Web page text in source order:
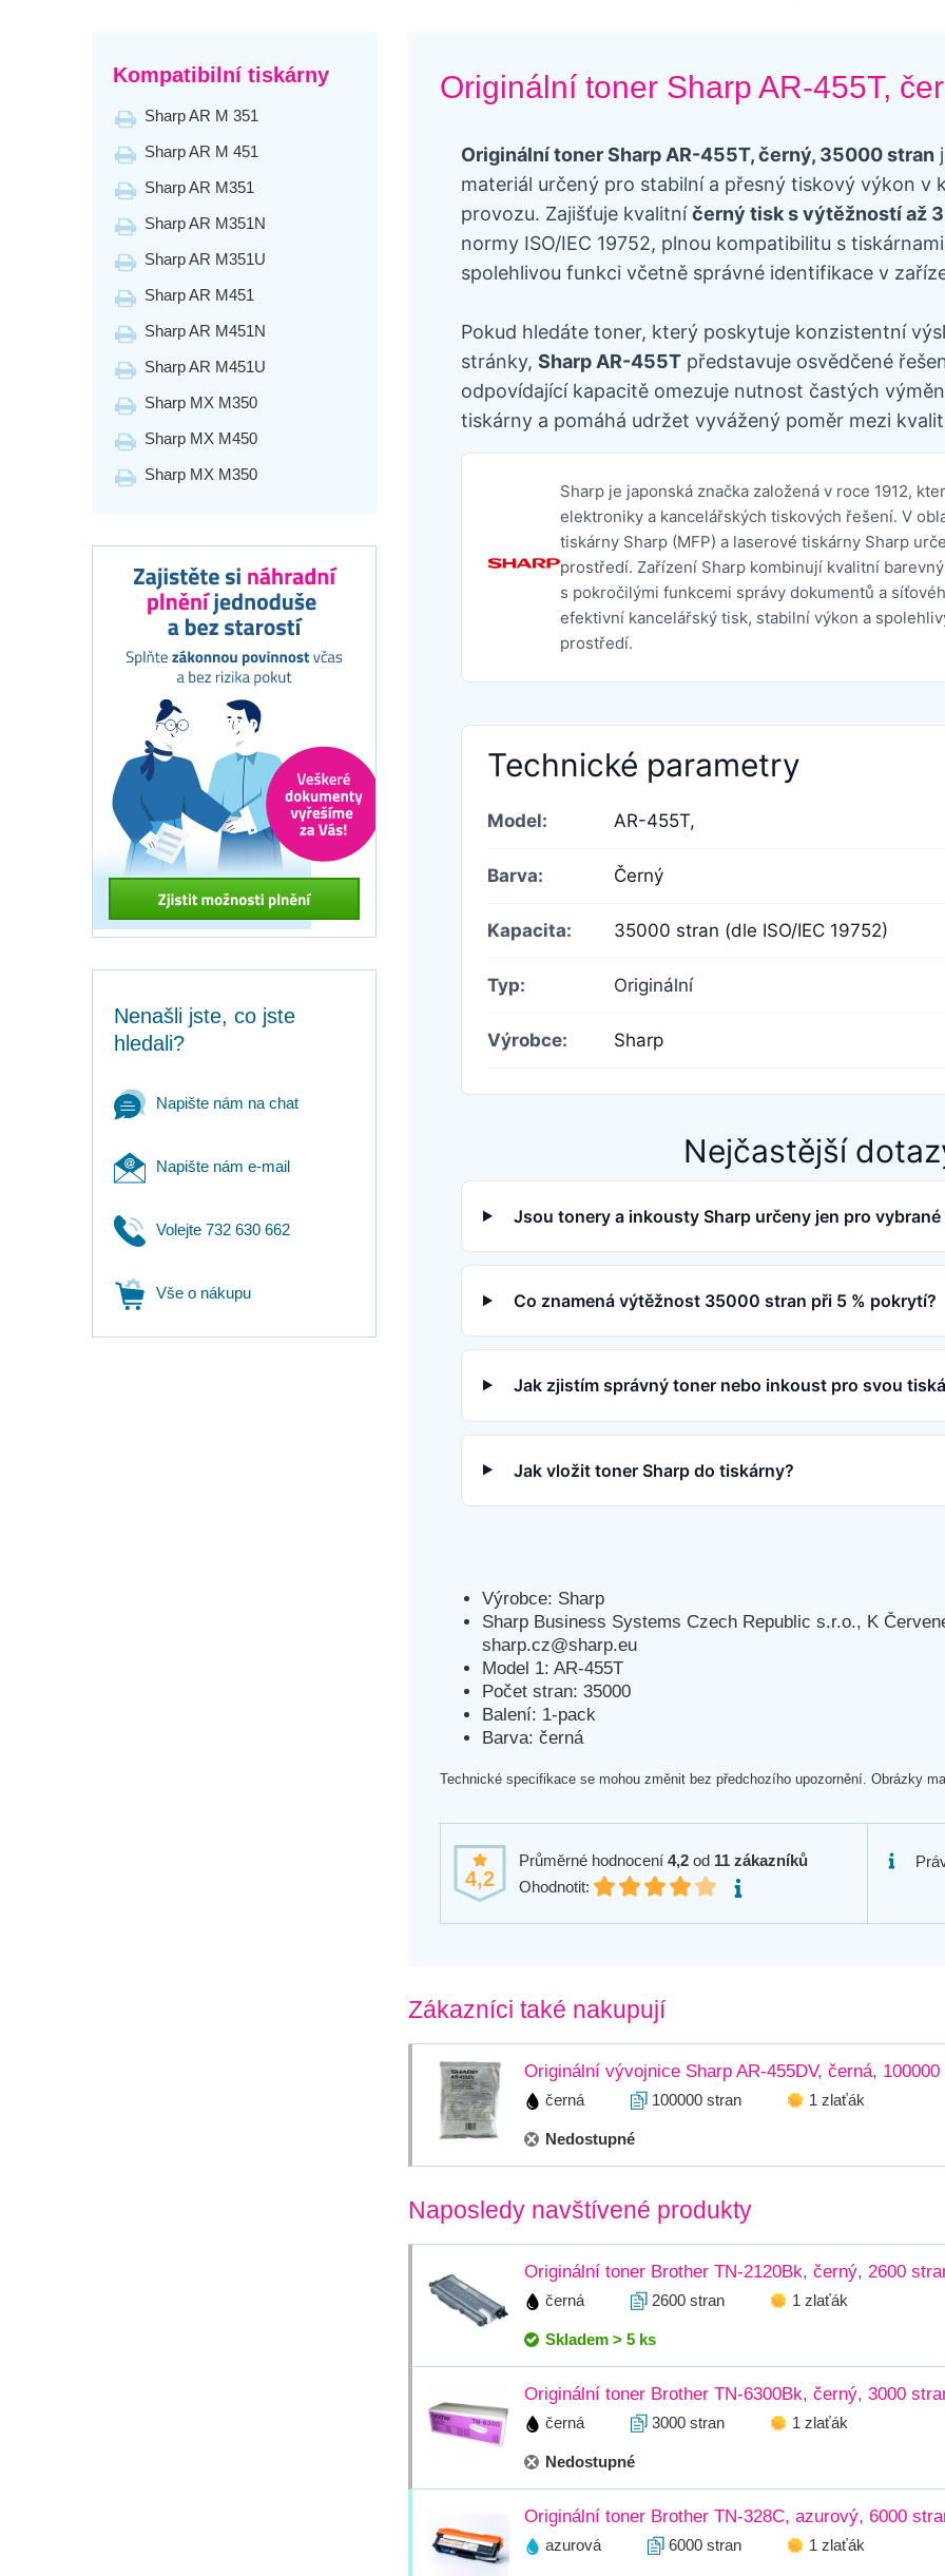
Kompatibilní tiskárny
Sharp AR M 351
Sharp AR M 451
Sharp AR M351
Sharp AR M351N
Sharp AR M351U
Sharp AR M451
Sharp AR M451N
Sharp AR M451U
Sharp MX M350
Sharp MX M450
Sharp MX M350
Nenašli jste, co jste
hledali?
Napište nám na chat
Napište nám e-mail
Volejte 732 630 662
Vše o nákupu
Originální toner Sharp AR-455T,
Originální toner Sharp AR-455T, černý, 35000 stran
materiál určený pro stabilní a přesný tiskový výkon v
provozu. Zajišťuje kvalitníčerný tisk s výtěžností až
normy ISO/IEC 19752, plnou kompatibilitu s
spolehlivou funkci včetně správné identifikace v
Pokud hledáte toner, který poskytuje konzistentní
stránky, Sharp AR-455T představuje osvědčené
odpovídající kapacitě omezuje nutnost častých
tiskárny a pomáhá udržet vyvážený poměr mezi
Sharp je japonská značka založená v roce 1912,
elektroniky a kancelářských tiskových řešení. V
tiskárny Sharp (MFP) a laserové tiskárny Sharp
prostředí. Zařízení Sharp kombinují kvalitní
s pokročilými funkcemi správy dokumentů a
efektivní kancelářský tisk, stabilní výkon a
prostředí.
Technické parametry
Model: AR-455T,
Barva: Černý
Kapacita: 35000 stran (dle ISO/IEC 19752)
Typ: Originální
Výrobce: Sharp
Nejčastější
Jsou tonery a inkousty Sharp určeny jen pro
Co znamená výtěžnost 35000 stran při 5 % pokrytí?
Jak zjistím správný toner nebo inkoust pro svou
Jak vložit toner Sharp do tiskárny?
Výrobce: Sharp
Sharp Business Systems Czech Republic s.r.o., K
sharp.cz@sharp.eu
Model 1: AR-455T
Počet stran: 35000
Balení: 1-pack
Barva: černá
Technické specifikace se mohou změnit bez předchozího upozornění. Obrázky
4,2
Průměrné hodnocení 4,2 od 11 zákazníků
Ohodnotit:
Zákazníci také nakupují
Originální vývojnice Sharp AR-455DV, černá, 100000
černá 100000 stran 1 zlaťák
Nedostupné
Naposledy navštívené produkty
Originální toner Brother TN-2120Bk, černý, 2600
černá 2600 stran 1 zlaťák
Skladem > 5 ks
Originální toner Brother TN-6300Bk, černý, 3000
černá 3000 stran 1 zlaťák
Nedostupné
Originální toner Brother TN-328C, azurový, 6000
azurová 6000 stran 1 zlaťák